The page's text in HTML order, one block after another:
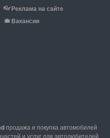
👓 Реклама на сайте
💼 Вакансии
продажа и покупка автомобилей
и услуг для автолюбителей.